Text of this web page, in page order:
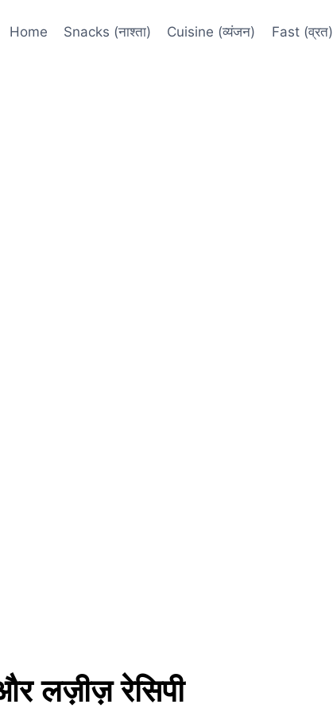
Home Snacks (नाश्ता) Cuisine (व्यंजन) Fast (व्रत)
लज़ीज़ रेसिपी